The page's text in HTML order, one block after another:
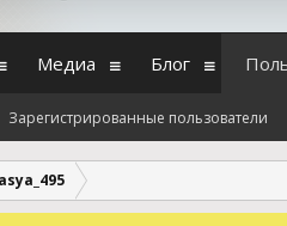
Медиа Блог
Зарегистрированные пользователи